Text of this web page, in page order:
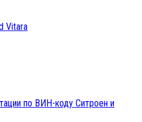
Vitara
по ВИН-коду Ситроен и